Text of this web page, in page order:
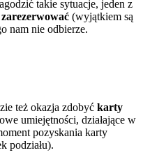
takie sytuacje, jeden z
zarezerwować (wyjątkiem są
nam nie odbierze.
też okazja zdobyć karty
umiejętności, działające w
pozyskania karty
podziału).